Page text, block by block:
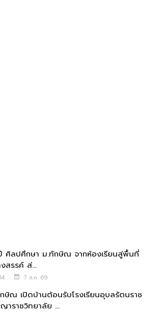
ศิลปศึกษา ม.ทักษิณ จากห้องเรียนสู่พื้นที่
สรรค์ ส่...
7 ส.ค. 69
ษิณ เปิดบ้านต้อนรับโรงเรียนอุบลรัตนราช
าราชวิทยาลัย ...